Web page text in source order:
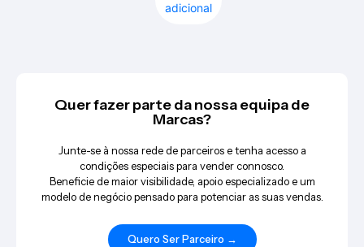
adicional
Quer fazer parte da nossa equipa de
Marcas?
Junte-se à nossa rede de parceiros e tenha acesso a
condições especiais para vender connosco.
Beneficie de maior visibilidade, apoio especializado e um
modelo de negócio pensado para potenciar as suas vendas.
Quero Ser Parceiro →